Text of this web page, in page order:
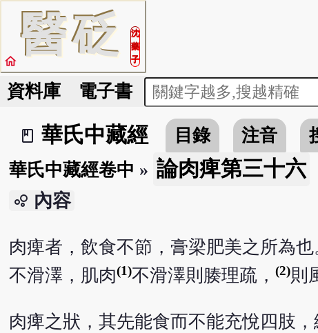
醫砭
沈
藥
子
home
資料庫 電子書
book_2
華氏中藏經 目錄 注音
華氏中藏經卷中 » 論肉痺第三十六
bubble_chart 內容
肉痺者，飲食不節，膏梁肥美之所為
不滑澤，肌肉(1)不滑澤則腠理疏， (2)則
肉痺之狀，其先能食而不能充悅四肢